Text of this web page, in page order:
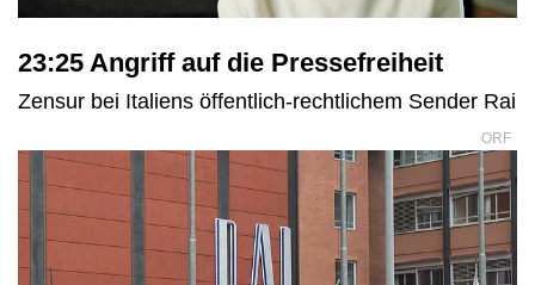
23:25 Angriff auf die Pressefreiheit
Zensur bei Italiens öffentlich-rechtlichem Sender Rai
ORF